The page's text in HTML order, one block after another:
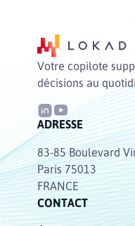
Votre copilote
décisions au
ADRESSE
83-85 Boulevard
Paris 75013
FRANCE
CONTACT